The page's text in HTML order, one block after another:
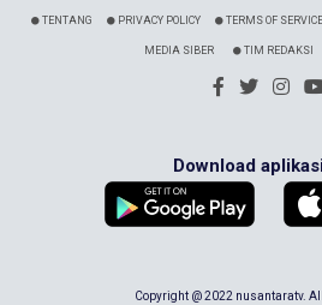
TENTANG PRIVACY POLICY TERMS OF
MEDIA SIBER TIM REDAKSI
Download
Copyright @ 2022 nusantaratv.